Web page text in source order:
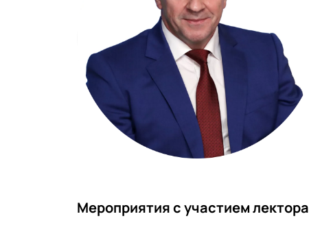
Мероприятия c участием лектора